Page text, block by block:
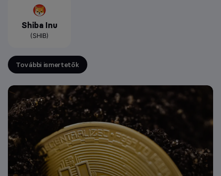
Shiba Inu
(SHIB)
További ismertetők